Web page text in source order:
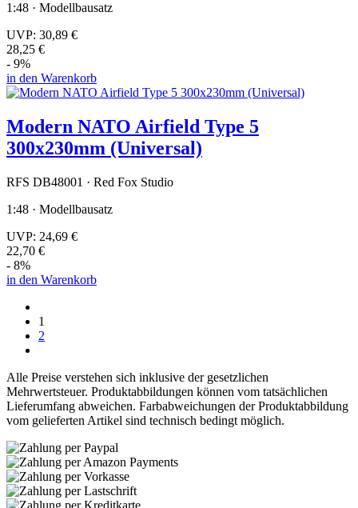
1:48 · Modellbausatz
UVP: 30,89 €
28,25 €
- 9%
in den Warenkorb
Modern NATO Airfield Type 5
300x230mm (Universal)
RFS DB48001 · Red Fox Studio
1:48 · Modellbausatz
UVP: 24,69 €
22,70 €
- 8%
in den Warenkorb
1
2
Alle Preise verstehen sich inklusive der gesetzlichen
Mehrwertsteuer. Produktabbildungen können vom tatsächlichen
Lieferumfang abweichen. Farbabweichungen der Produktabbildung
vom gelieferten Artikel sind technisch bedingt möglich.